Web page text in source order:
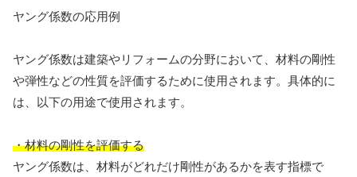
ヤング係数の応用例
ヤング係数は建築やリフォームの分野において、材料の剛性
や弾性などの性質を評価するために使用されます。具体的に
は、以下の用途で使用されます。
・材料の剛性を評価する
ヤング係数は、材料がどれだけ剛性があるかを表す指標で